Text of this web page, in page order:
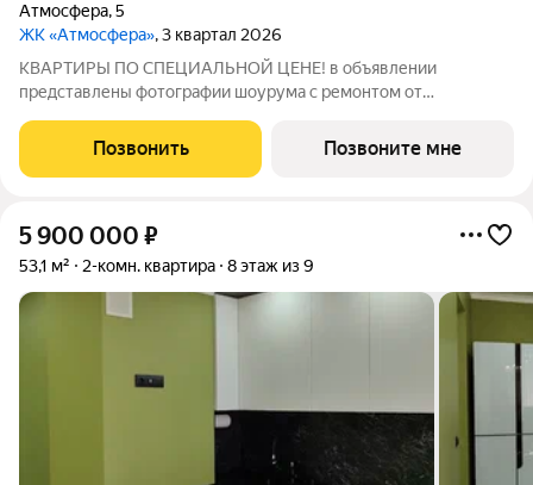
Атмосфера,5
ЖК «Атмосфера», 3 квартал 2026
КВАРТИРЫ ПО СПЕЦИАЛЬНОЙ ЦЕНЕ! в объявлении
представлены фотографии шоурума с ремонтом от
личные сообщения. «Атмосфера» - жилой комплекс комфорт-
класса, в основу которого заложены принципы
Позвонить Позвоните мне
5 900 000 ₽
53,1 м² 2-комн. квартира 8 этаж из 9